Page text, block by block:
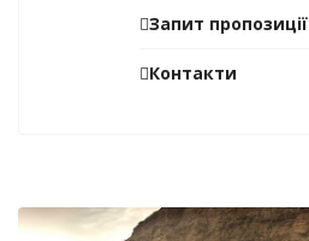
Запит пропозиції
Контакти